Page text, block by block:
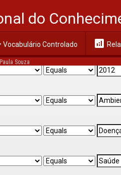
do
Vocabulário Controlado analytics
Souza